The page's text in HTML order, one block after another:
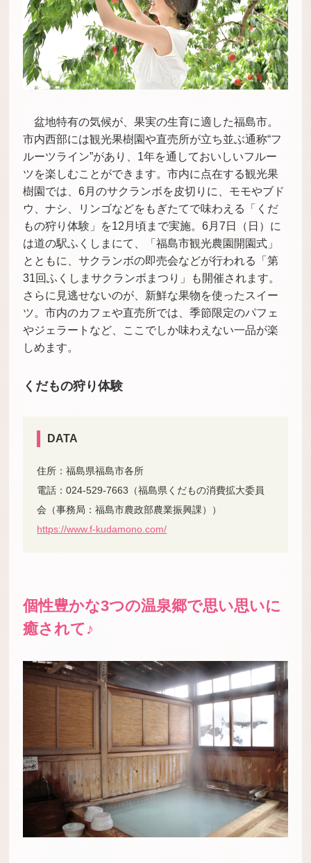
盆地特有の気候が、果実の生育に適した福島市。
市内西部には観光果樹園や直売所が立ち並ぶ通称“フ
ルーツライン”があり、1年を通しておいしいフルー
ツを楽しむことができます。市内に点在する観光果
樹園では、6月のサクランボを皮切りに、モモやブド
ウ、ナシ、リンゴなどをもぎたてで味わえる「くだ
もの狩り体験」を12月頃まで実施。6月7日（日）に
は道の駅ふくしまにて、「福島市観光農園開園式」
とともに、サクランボの即売会などが行われる「第
31回ふくしまサクランボまつり」も開催されます。
さらに見逃せないのが、新鮮な果物を使ったスイー
ツ。市内のカフェや直売所では、季節限定のパフェ
やジェラートなど、ここでしか味わえない一品が楽
しめます。
くだもの狩り体験
DATA
住所：福島県福島市各所
電話：024-529-7663（福島県くだもの消費拡大委員
会（事務局：福島市農政部農業振興課））
https://www.f-kudamono.com/
個性豊かな3つの温泉郷で思い思いに
癒されて♪